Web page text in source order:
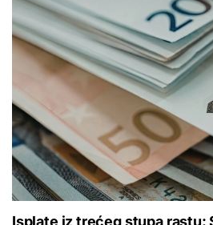
Isplate iz trećeg stupa rastu: